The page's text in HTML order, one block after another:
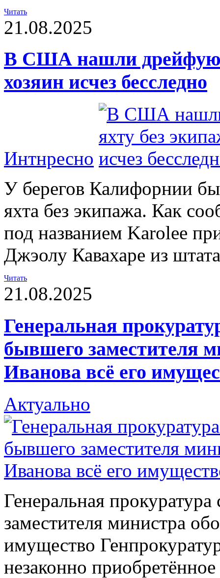
Читать
21.08.2025
В США нашли
хозяин исчез бесследно
Интнресно
У берегов Калифорнии
яхта без экипажа. Как
под названием Karolee
Джэолу Кавахаре из
Читать
21.08.2025
Генеральная
бывшего заместителя
Иванова всё его
Актуально
Генеральная
заместителя министра
имущество
незаконно